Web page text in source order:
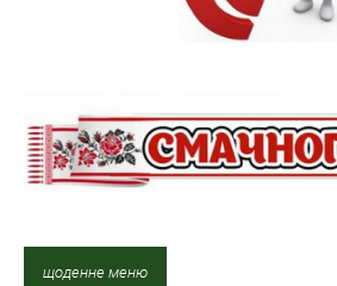
щоденне меню